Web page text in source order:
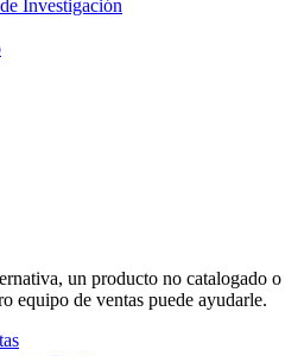
Investigación
un producto no catalogado o
equipo de ventas puede ayudarle.